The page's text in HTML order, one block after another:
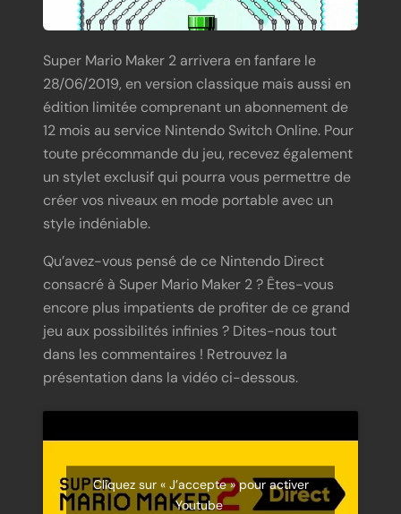
Super Mario Maker 2 arrivera en fanfare le
28/06/2019, en version classique mais aussi en
édition limitée comprenant un abonnement de
12 mois au service Nintendo Switch Online. Pour
toute précommande du jeu, recevez également
un stylet exclusif qui pourra vous permettre de
créer vos niveaux en mode portable avec un
style indéniable.
Qu’avez-vous pensé de ce Nintendo Direct
consacré à Super Mario Maker 2 ? Êtes-vous
encore plus impatients de profiter de ce grand
jeu aux possibilités infinies ? Dites-nous tout
dans les commentaires ! Retrouvez la
présentation dans la vidéo ci-dessous.
Cliquez sur « J’accepte » pour activer
Youtube